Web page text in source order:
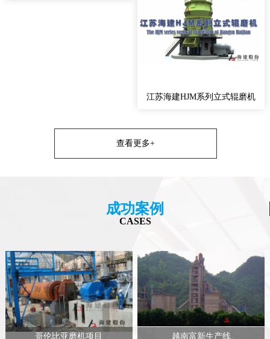
江苏海建HJM系列立式辊磨机
查看更多+
成功案例
CASES
哥伦比亚磨机项目 越南富新生产线